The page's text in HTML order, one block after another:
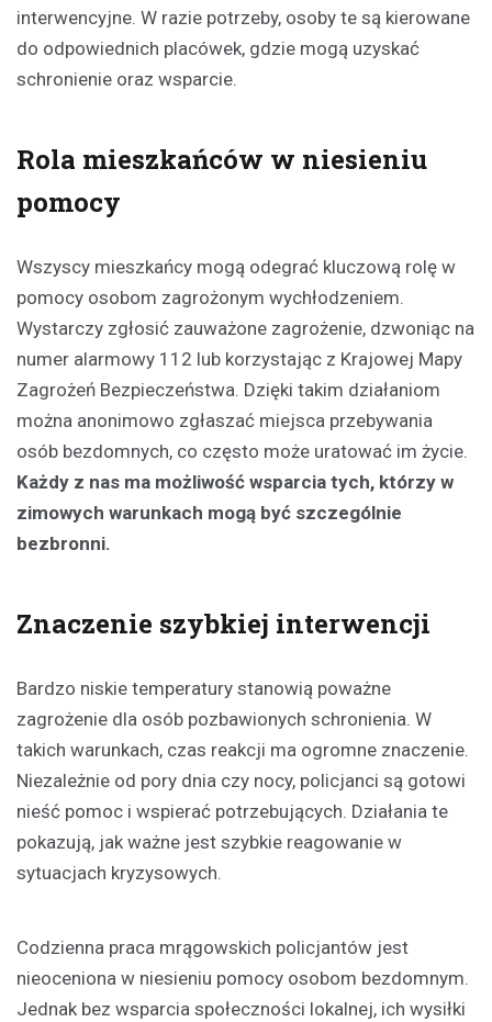
interwencyjne. W razie potrzeby, osoby te są kierowane
do odpowiednich placówek, gdzie mogą uzyskać
schronienie oraz wsparcie.
Rola mieszkańców w niesieniu
pomocy
Wszyscy mieszkańcy mogą odegrać kluczową rolę w
pomocy osobom zagrożonym wychłodzeniem.
Wystarczy zgłosić zauważone zagrożenie, dzwoniąc na
numer alarmowy 112 lub korzystając z Krajowej Mapy
Zagrożeń Bezpieczeństwa. Dzięki takim działaniom
można anonimowo zgłaszać miejsca przebywania
osób bezdomnych, co często może uratować im życie.
Każdy z nas ma możliwość wsparcia tych, którzy w
zimowych warunkach mogą być szczególnie
bezbronni.
Znaczenie szybkiej interwencji
Bardzo niskie temperatury stanowią poważne
zagrożenie dla osób pozbawionych schronienia. W
takich warunkach, czas reakcji ma ogromne znaczenie.
Niezależnie od pory dnia czy nocy, policjanci są gotowi
nieść pomoc i wspierać potrzebujących. Działania te
pokazują, jak ważne jest szybkie reagowanie w
sytuacjach kryzysowych.
Codzienna praca mrągowskich policjantów jest
nieoceniona w niesieniu pomocy osobom bezdomnym.
Jednak bez wsparcia społeczności lokalnej, ich wysiłki